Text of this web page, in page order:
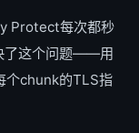
Protect每次都秒
了这个问题——用
个chunk的TLS指